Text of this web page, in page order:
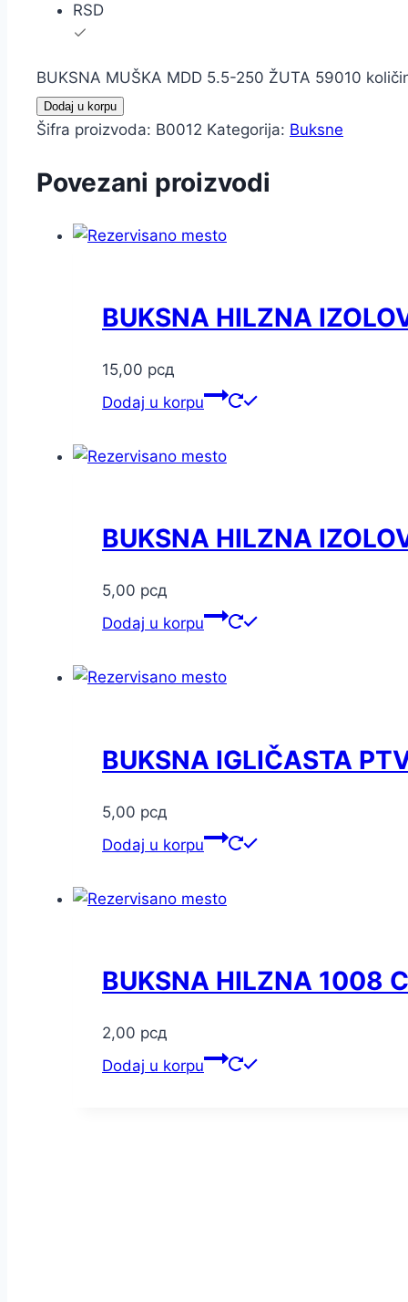
RSD
BUKSNA MUŠKA MDD 5.5-250 ŽUTA 59010
Dodaj u korpu
Šifra proizvoda: B0012 Kategorija: Buksne
Povezani proizvodi
BUKSNA HILZNA
15,00 рсд
Dodaj u korpu
BUKSNA HILZNA
5,00 рсд
Dodaj u korpu
BUKSNA IGLIČASTA
5,00 рсд
Dodaj u korpu
BUKSNA HILZNA 1008
2,00 рсд
Dodaj u korpu